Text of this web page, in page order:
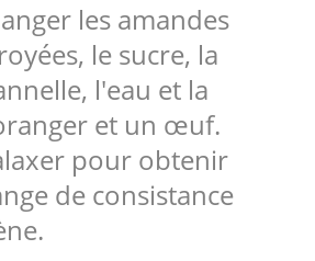
les amandes
le sucre, la
l'eau et la
et un œuf.
pour obtenir
de consistance